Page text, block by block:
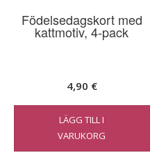
Födelsedagskort med
kattmotiv, 4-pack
4,90 €
LÄGG TILL I
VARUKORG